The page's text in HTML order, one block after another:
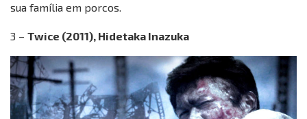
sua família em porcos.
3 – Twice (2011), Hidetaka Inazuka